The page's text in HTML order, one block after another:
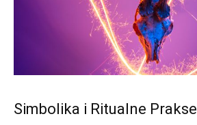
Simbolika i Ritualne Prakse